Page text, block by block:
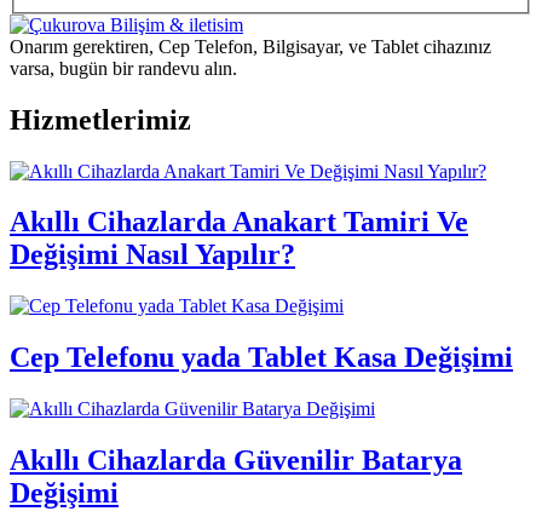
Onarım gerektiren, Cep Telefon, Bilgisayar, ve Tablet cihazınız
varsa, bugün bir randevu alın.
Hizmetlerimiz
Akıllı Cihazlarda Anakart Tamiri Ve
Değişimi Nasıl Yapılır?
Cep Telefonu yada Tablet Kasa Değişimi
Akıllı Cihazlarda Güvenilir Batarya
Değişimi